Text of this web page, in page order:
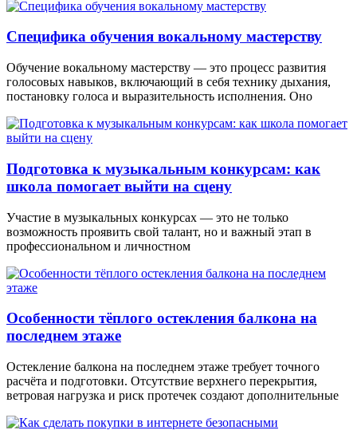
Специфика обучения вокальному мастерству
Обучение вокальному мастерству — это процесс развития
голосовых навыков, включающий в себя технику дыхания,
постановку голоса и выразительность исполнения. Оно
Подготовка к музыкальным конкурсам: как
школа помогает выйти на сцену
Участие в музыкальных конкурсах — это не только
возможность проявить свой талант, но и важный этап в
профессиональном и личностном
Особенности тёплого остекления балкона на
последнем этаже
Остекление балкона на последнем этаже требует точного
расчёта и подготовки. Отсутствие верхнего перекрытия,
ветровая нагрузка и риск протечек создают дополнительные